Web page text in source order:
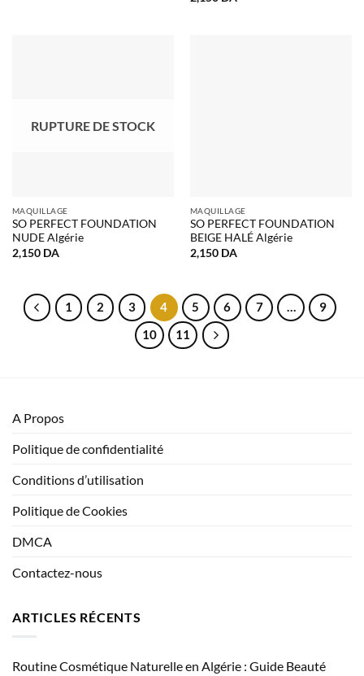
RUPTURE DE STOCK
MAQUILLAGE
SO PERFECT FOUNDATION
NUDE Algérie
2,150 DA
MAQUILLAGE
SO PERFECT FOUNDATION
BEIGE HALÉ Algérie
2,150 DA
1 2 3 4 5 6 7 …
9
10
11
A Propos
Politique de confidentialité
Conditions d’utilisation
Politique de Cookies
DMCA
Contactez-nous
ARTICLES RÉCENTS
Routine Cosmétique Naturelle en Algérie : Guide Beauté